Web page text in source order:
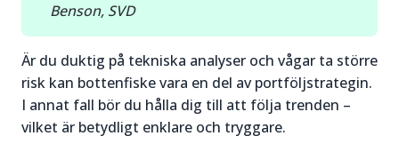
Benson, SVD
Är du duktig på tekniska analyser och vågar ta större
risk kan bottenfiske vara en del av portföljstrategin.
I annat fall bör du hålla dig till att följa trenden –
vilket är betydligt enklare och tryggare.